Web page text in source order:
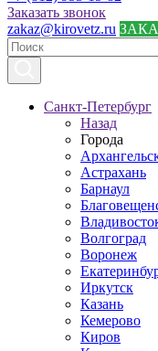
Заказать звонок
zakaz@kirovetz.ru
Санкт-Петербург
Назад
Города
Астрахань
Барнаул
Волгоград
Воронеж
Иркутск
Казань
Кемерово
Киров